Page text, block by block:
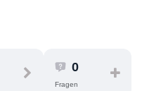
0
Fragen